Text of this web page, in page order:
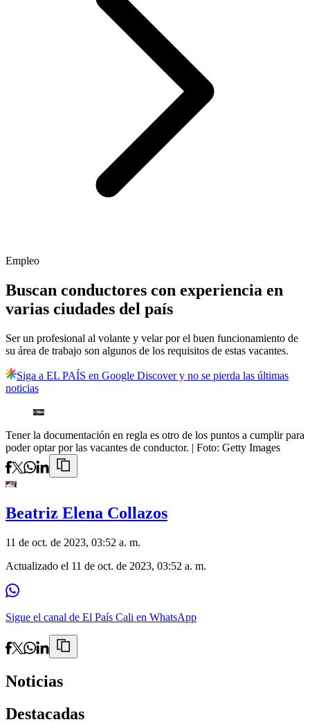
Empleo
Buscan conductores con experiencia en
varias ciudades del país
Ser un profesional al volante y velar por el buen funcionamiento de
su área de trabajo son algunos de los requisitos de estas vacantes.
Siga a EL PAÍS en Google Discover y no se pierda las últimas
noticias
Tener la documentación en regla es otro de los puntos a cumplir para
poder optar por las vacantes de conductor. | Foto: Getty Images
Beatriz Elena Collazos
11 de oct. de 2023, 03:52 a. m.
Actualizado el 11 de oct. de 2023, 03:52 a. m.
Sigue el canal de El País Cali en WhatsApp
Noticias
Destacadas